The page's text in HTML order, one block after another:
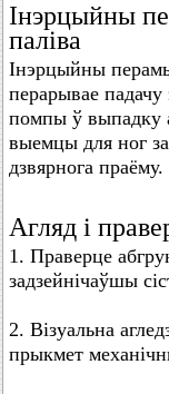
Інэрцыйны
паліва
Інэрцыйны
перарывае падачу
помпы ў выпадку
выемцы для ног
дзвярнога праёму.
Агляд і
1. Праверце
задзейнічаўшы
2. Візуальна
прыкмет